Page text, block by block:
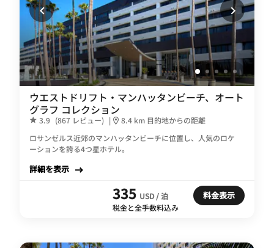
ウエストドリフト・マンハッタンビーチ、オート
グラフ コレクション
3.9 (867 レビュー) |
8.4 km 目的地からの距離
ロサンゼルス近郊のマンハッタンビーチに位置し、人気のロケ
ーションを誇る4つ星ホテル。
詳細を表示
335 USD / 泊
税金と全手数料込み
料金表示